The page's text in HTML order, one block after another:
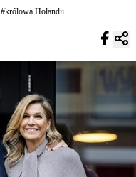
#królowa Holandii